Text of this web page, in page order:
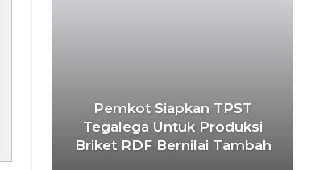
Pemkot Siapkan TPST
Tegalega Untuk Produksi
Briket RDF Bernilai Tambah